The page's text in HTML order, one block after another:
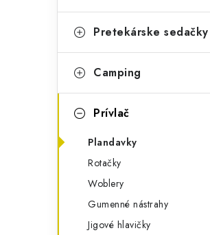
Pretekárske sedačky
Camping
Prívlač
Plandavky
Rotačky
Woblery
Gumenné nástrahy
Jigové hlavičky